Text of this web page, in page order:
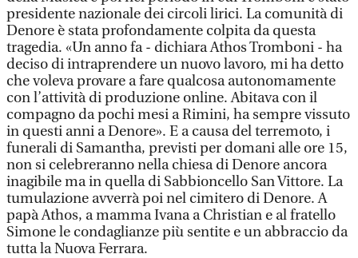
presidente nazionale dei circoli lirici. La comunità di
Denore è stata profondamente colpita da questa
tragedia. «Un anno fa - dichiara Athos Tromboni - ha
deciso di intraprendere un nuovo lavoro, mi ha detto
che voleva provare a fare qualcosa autonomamente
con l’attività di produzione online. Abitava con il
compagno da pochi mesi a Rimini, ha sempre vissuto
in questi anni a Denore». E a causa del terremoto, i
funerali di Samantha, previsti per domani alle ore 15,
non si celebreranno nella chiesa di Denore ancora
inagibile ma in quella di Sabbioncello San Vittore. La
tumulazione avverrà poi nel cimitero di Denore. A
papà Athos, a mamma Ivana a Christian e al fratello
Simone le condaglianze più sentite e un abbraccio da
tutta la Nuova Ferrara.